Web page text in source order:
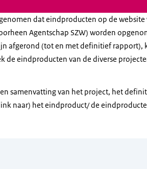
dat eindproducten op de website
Agentschap SZW) worden
afgerond (tot en met definitief rapport),
de eindproducten van de diverse
samenvatting van het project, het
naar) het eindproduct/ de